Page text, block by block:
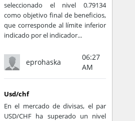
seleccionado el nivel 0.79134
como objetivo final de beneficios,
que corresponde al límite inferior
indicado por el indicador...
eprohaska
06:27
AM
Usd/chf
En el mercado de divisas, el par
USD/CHF ha superado un nivel